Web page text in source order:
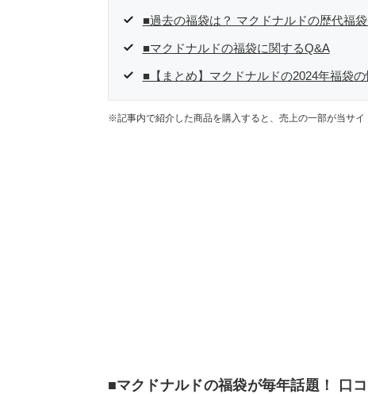
■過去の福袋は？ マクドナルドの歴代福
■マクドナルドの福袋に関するQ&A
■【まとめ】マクドナルドの2024年福袋の
※記事内で紹介した商品を購入すると、売上の一部が当サイ
■マクドナルドの福袋が毎年話題！ 口